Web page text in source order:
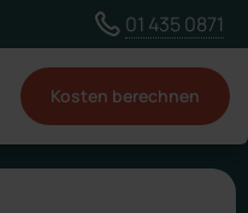
für deinen01 435 0871
Kosten berechnen